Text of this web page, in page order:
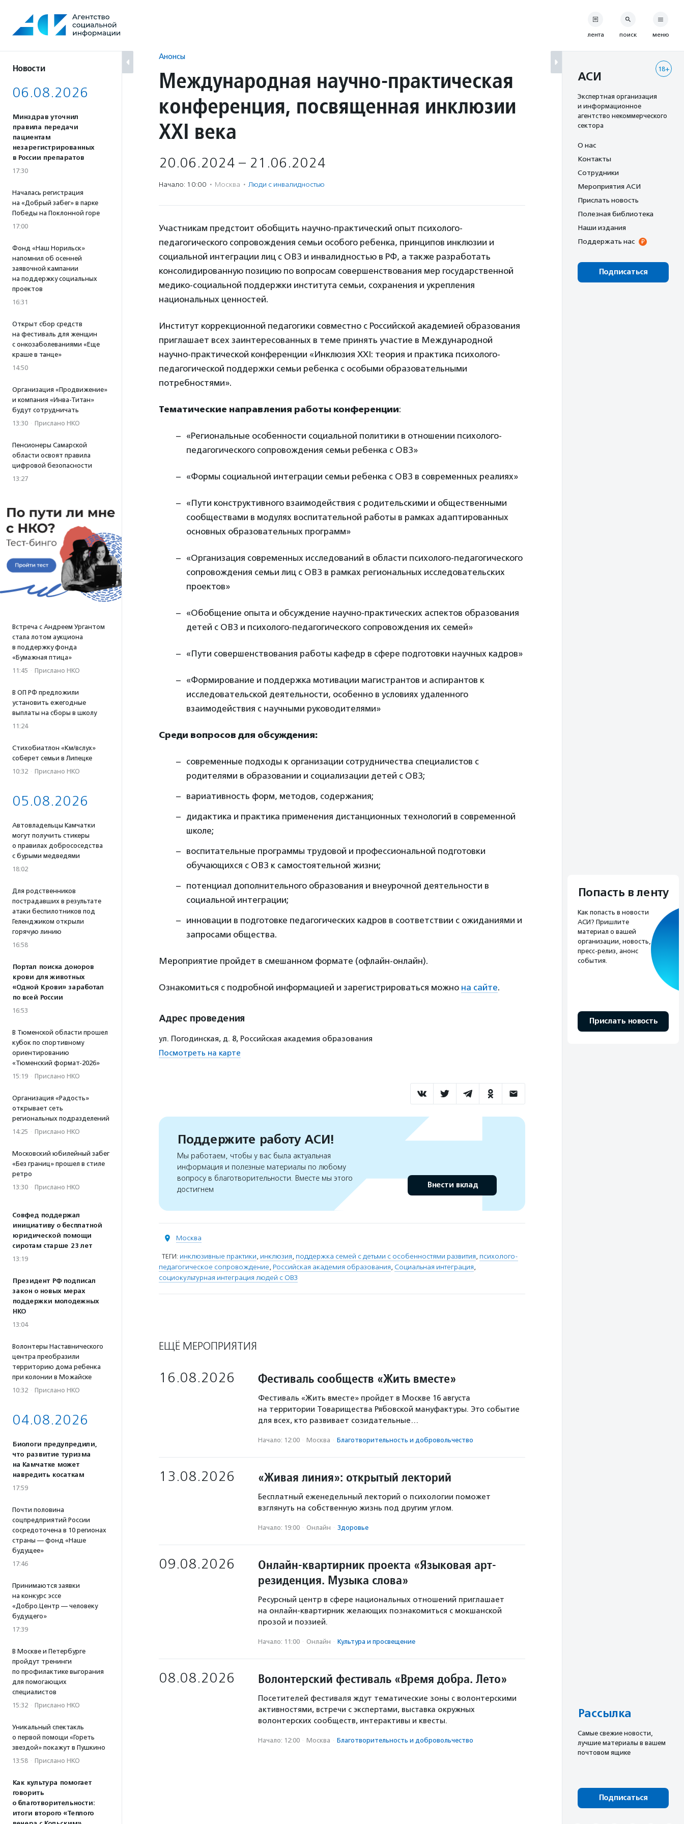
содержанию
Новости
06.08.2026
Минздрав уточнил
правила передачи
пациентам
незарегистрированных
в России препаратов
17:30
Началась регистрация
на «Добрый забег» в парке
Победы на Поклонной горе
17:00
Фонд «Наш Норильск»
напомнил об осенней
заявочной кампании
на поддержку социальных
проектов
16:31
Открыт сбор средств
на фестиваль для женщин
с онкозаболеваниями «Еще
краше в танце»
14:50
Организация «Продвижение»
и компания «Инва-Титан»
будут сотрудничать
13:30 · Прислано НКО
Пенсионеры Самарской
области освоят правила
цифровой безопасности
13:27
Встреча с Андреем Ургантом
стала лотом аукциона
в поддержку фонда
«Бумажная птица»
11:45 · Прислано НКО
В ОП РФ предложили
установить ежегодные
выплаты на сборы в школу
11:24
Стихобиатлон «Км/вслух»
соберет семьи в Липецке
10:32 · Прислано НКО
05.08.2026
Автовладельцы Камчатки
могут получить стикеры
о правилах добрососедства
с бурыми медведями
18:02
Для родственников
пострадавших в результате
атаки беспилотников под
Геленджиком открыли
горячую линию
16:58
Портал поиска доноров
крови для животных
«Одной Крови» заработал
по всей России
16:53
В Тюменской области прошел
кубок по спортивному
ориентированию
«Тюменский формат-2026»
15:19 · Прислано НКО
Организация «Радость»
открывает сеть
региональных подразделений
14:25 · Прислано НКО
Московский юбилейный забег
«Без границ» прошел в стиле
ретро
13:30 · Прислано НКО
Совфед поддержал
инициативу о бесплатной
юридической помощи
сиротам старше 23 лет
13:19
Президент РФ подписал
закон о новых мерах
поддержки молодежных
НКО
13:04
Волонтеры Наставнического
центра преобразили
территорию дома ребенка
при колонии в Можайске
10:32 · Прислано НКО
04.08.2026
Биологи предупредили,
что развитие туризма
на Камчатке может
навредить косаткам
17:59
Почти половина
соцпредприятий России
сосредоточена в 10 регионах
страны — фонд «Наше
будущее»
17:46
Принимаются заявки
на конкурс эссе
«Добро.Центр — человеку
будущего»
17:39
В Москве и Петербурге
пройдут тренинги
по профилактике выгорания
для помогающих
специалистов
15:32 · Прислано НКО
Уникальный спектакль
о первой помощи «Гореть
звездой» покажут в Пушкино
13:58 · Прислано НКО
Как культура помогает
говорить
о благотворительности:
итоги второго «Теплого
Анонсы
Международная научно-практическая
конференция, посвященная инклюзии
XXI века
20.06.2024 – 21.06.2024
Начало: 10:00 · Москва · Люди с инвалидностью
Участникам предстоит обобщить научно-практический опыт психолого-
педагогического сопровождения семьи особого ребенка, принципов инклюзии и
социальной интеграции лиц с ОВЗ и инвалидностью в РФ, а также разработать
консолидированную позицию по вопросам совершенствования мер государственной
медико-социальной поддержки института семьи, сохранения и укрепления
национальных ценностей.
Институт коррекционной педагогики совместно с Российской академией образования
приглашает всех заинтересованных в теме принять участие в Международной
научно-практической конференции «Инклюзия XXI: теория и практика психолого-
педагогической поддержки семьи ребенка с особыми образовательными
потребностями».
Тематические направления работы конференции:
«Региональные особенности социальной политики в отношении психолого-
педагогического сопровождения семьи ребенка с ОВЗ»
«Формы социальной интеграции семьи ребенка с ОВЗ в современных реалиях»
«Пути конструктивного взаимодействия с родительскими и общественными
сообществами в модулях воспитательной работы в рамках адаптированных
основных образовательных программ»
«Организация современных исследований в области психолого-педагогического
сопровождения семьи лиц с ОВЗ в рамках региональных исследовательских
проектов»
«Обобщение опыта и обсуждение научно-практических аспектов образования
детей с ОВЗ и психолого-педагогического сопровождения их семей»
«Пути совершенствования работы кафедр в сфере подготовки научных кадров»
«Формирование и поддержка мотивации магистрантов и аспирантов к
исследовательской деятельности, особенно в условиях удаленного
взаимодействия с научными руководителями»
Среди вопросов для обсуждения:
современные подходы к организации сотрудничества специалистов с
родителями в образовании и социализации детей с ОВЗ;
вариативность форм, методов, содержания;
дидактика и практика применения дистанционных технологий в современной
школе;
воспитательные программы трудовой и профессиональной подготовки
обучающихся с ОВЗ к самостоятельной жизни;
потенциал дополнительного образования и внеурочной деятельности в
социальной интеграции;
инновации в подготовке педагогических кадров в соответствии с ожиданиями и
запросами общества.
Мероприятие пройдет в смешанном формате (офлайн-онлайн).
Ознакомиться с подробной информацией и зарегистрироваться можно на сайте.
Адрес проведения
ул. Погодинская, д. 8, Российская академия образования
Посмотреть на карте
Поддержите работу АСИ!
Мы работаем, чтобы у вас была актуальная
информация и полезные материалы по любому
вопросу в благотворительности. Вместе мы этого
достигнем
Внести вклад
Москва
ТЕГИ: инклюзивные практики, инклюзия, поддержка семей с детьми с особенностями развития, психолого-
педагогическое сопровождение, Российская академия образования, Социальная интеграция,
социокультурная интеграция людей с ОВЗ
ЕЩЁ МЕРОПРИЯТИЯ
16.08.2026 Фестиваль сообществ «Жить вместе»
Фестиваль «Жить вместе» пройдет в Москве 16 августа
на территории Товарищества Рябовской мануфактуры. Это событие
для всех, кто развивает созидательные…
Начало: 12:00 · Москва · Благотвори­тель­ность и доброволь­чест­во
13.08.2026 «Живая линия»: открытый лекторий
Бесплатный еженедельный лекторий о психологии поможет
взглянуть на собственную жизнь под другим углом.
Начало: 19:00 · Онлайн · Здоровье
09.08.2026
Онлайн-квартирник проекта «Языковая арт-
резиденция. Музыка слова»
Ресурсный центр в сфере национальных отношений приглашает
на онлайн-квартирник желающих познакомиться с мокшанской
прозой и поэзией.
Начало: 11:00 · Онлайн · Культура и просвещение
08.08.2026 Волонтерский фестиваль «Время добра. Лето»
Посетителей фестиваля ждут тематические зоны с волонтерскими
активностями, встречи с экспертами, выставка окружных
волонтерских сообществ, интерактивы и квесты.
Начало: 12:00 · Москва · Благотвори­тель­ность и доброволь­чест­во
лента поиск меню
18+
АСИ
Экспертная организация
и информационное
агентство некоммерческого
сектора
О нас
Контакты
Сотрудники
Мероприятия АСИ
Прислать новость
Полезная библиотека
Наши издания
Поддержать нас
Подписаться
Попасть в ленту
Как попасть в новости
АСИ? Пришлите
материал о вашей
организации, новость,
пресс-релиз, анонс
события.
Прислать новость
Рассылка
Cамые свежие новости,
лучшие материалы в вашем
почтовом ящике
Подписаться